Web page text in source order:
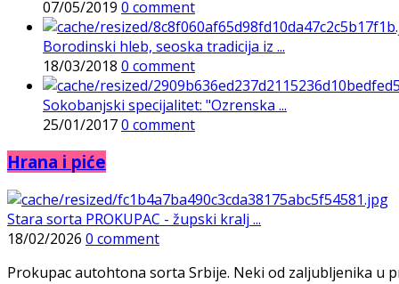
07/05/2019 0 comment
Borodinski hleb, seoska tradicija iz ...
18/03/2018 0 comment
Sokobanjski specijalitet: "Ozrenska ...
25/01/20170 comment
Hrana i piće
Stara sorta PROKUPAC - župski kralj ...
18/02/2026 0 comment
Prokupac autohtona sorta Srbije. Neki od zaljubljenika u